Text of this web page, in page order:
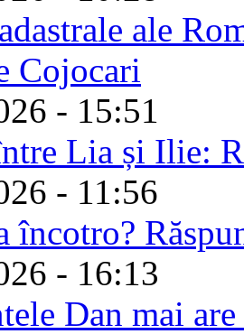
ale
Cojocari
- 15:51
Lia și Ilie:
- 11:56
încotro?
- 16:13
Dan mai